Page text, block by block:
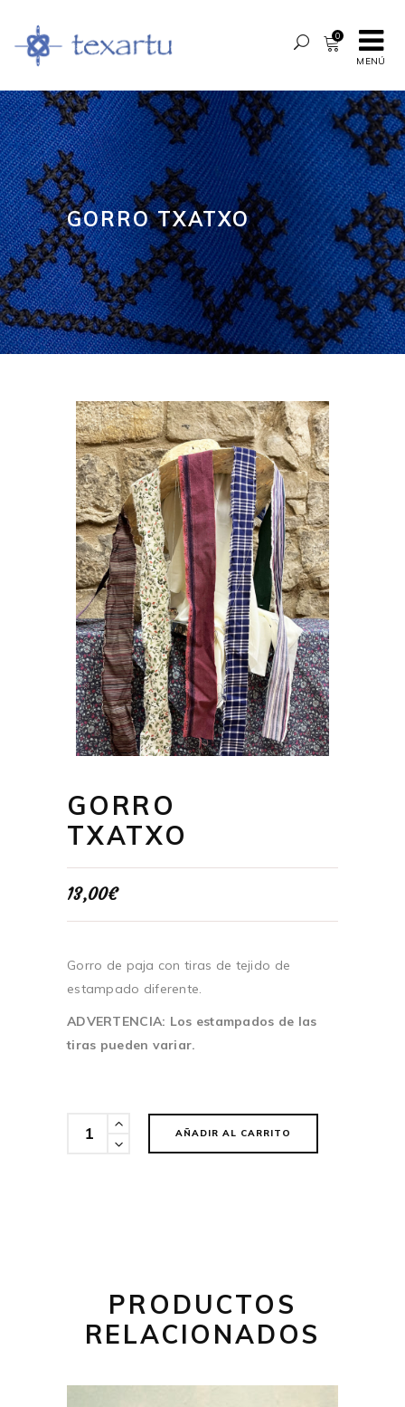
MENÚ
0
GORRO TXATXO
GORRO
TXATXO
13,00€
Gorro de paja con tiras de tejido de
estampado diferente.
ADVERTENCIA: Los estampados de las
tiras pueden variar.
Cantidad
AÑADIR AL CARRITO
PRODUCTOS
RELACIONADOS